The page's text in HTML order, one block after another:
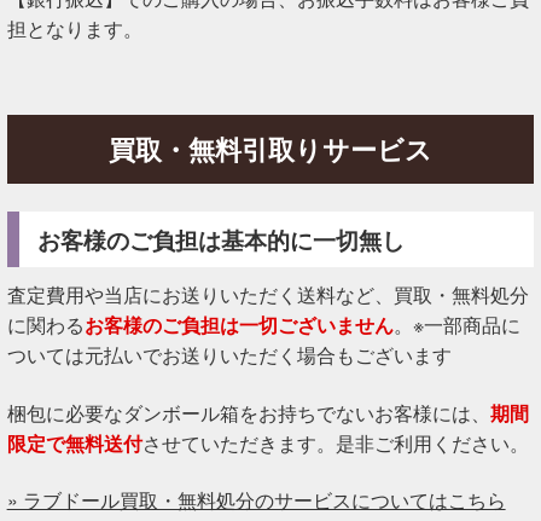
担となります。
買取・無料引取りサービス
お客様のご負担は基本的に一切無し
査定費用や当店にお送りいただく送料など、買取・無料処分
に関わるお客様のご負担は一切ございません。※一部商品に
ついては元払いでお送りいただく場合もございます
梱包に必要なダンボール箱をお持ちでないお客様には、 期間
限定で無料送付させていただきます。是非ご利用ください。
» ラブドール買取・無料処分のサービスについてはこちら